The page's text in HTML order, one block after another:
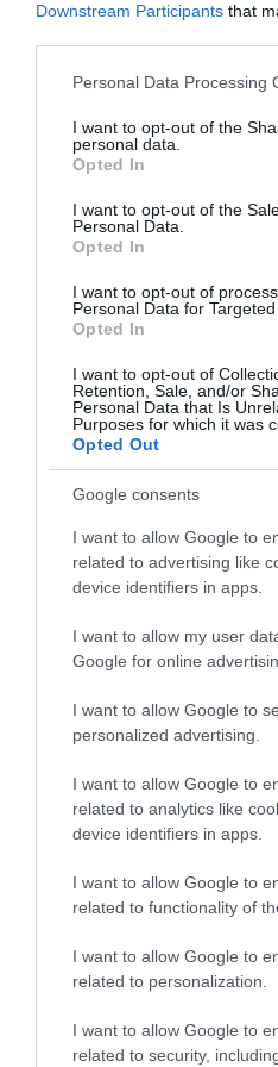
Downstream Participants that
Please note that this website/
not limited to your visit or
grant or deny consent to
use your data for below
consent section.
Personal Data Processing
I want to opt-out of the
personal data.
Opted In
I want to opt-out of the
Personal Data.
Opted In
I want to opt-out of
Personal Data for Targeted
Opted In
I want to opt-out of
Retention, Sale, and/or
Personal Data that Is
Purposes for which it was
Opted Out
Google consents
I want to allow Google to
related to advertising like
device identifiers in apps.
I want to allow my user
Google for online
I want to allow Google to
personalized advertising.
I want to allow Google to
related to analytics like
device identifiers in apps.
I want to allow Google to
related to functionality of
I want to allow Google to
related to personalization.
I want to allow Google to
related to security,
KATONAI
2026.
„A NER-
SIOR:
EGERBEN
2026.